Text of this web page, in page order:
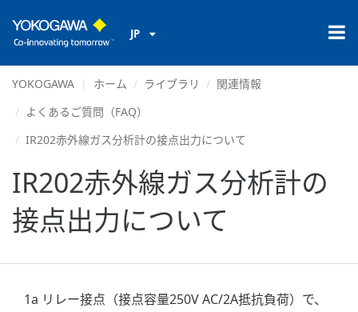
JP
YOKOGAWA ホーム ライブラリ
関連情報
よくあるご質問（FAQ）
IR202赤外線ガス分析計の接点出力について
IR202赤外線ガス分析計の
接点出力について
1a リレー接点（接点容量250V AC/2A抵抗負荷）で、